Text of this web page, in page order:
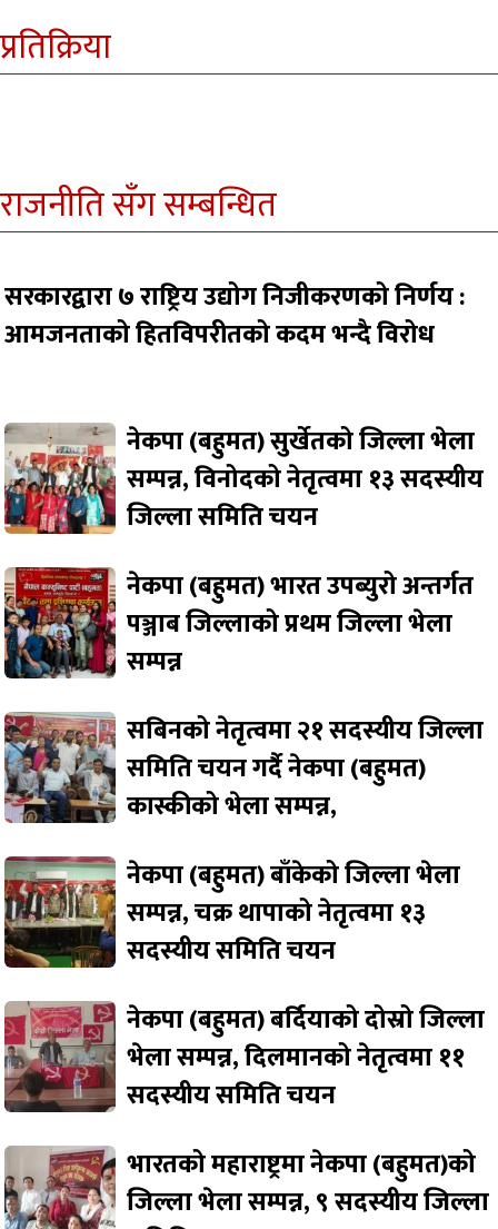
प्रतिक्रिया
राजनीति सँग सम्बन्धित
सरकारद्वारा ७ राष्ट्रिय उद्योग निजीकरणको निर्णय :
आमजनताको हितविपरीतको कदम भन्दै विरोध
नेकपा (बहुमत) सुर्खेतको जिल्ला भेला
सम्पन्न, विनोदको नेतृत्वमा १३ सदस्यीय
जिल्ला समिति चयन
नेकपा (बहुमत) भारत उपब्युरो अन्तर्गत
पञ्जाब जिल्लाको प्रथम जिल्ला भेला
सम्पन्न
सबिनको नेतृत्वमा २१ सदस्यीय जिल्ला
समिति चयन गर्दै नेकपा (बहुमत)
कास्कीको भेला सम्पन्न,
नेकपा (बहुमत) बाँकेको जिल्ला भेला
सम्पन्न, चक्र थापाको नेतृत्वमा १३
सदस्यीय समिति चयन
नेकपा (बहुमत) बर्दियाको दोस्रो जिल्ला
भेला सम्पन्न, दिलमानको नेतृत्वमा ११
सदस्यीय समिति चयन
भारतको महाराष्ट्रमा नेकपा (बहुमत)को
जिल्ला भेला सम्पन्न, ९ सदस्यीय जिल्ला